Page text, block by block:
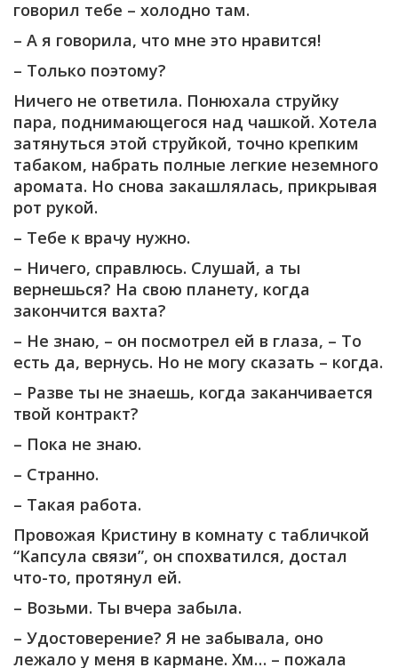
говорил тебе – холодно там.
– А я говорила, что мне это нравится!
– Только поэтому?
Ничего не ответила. Понюхала струйку
пара, поднимающегося над чашкой. Хотела
затянуться этой струйкой, точно крепким
табаком, набрать полные легкие неземного
аромата. Но снова закашлялась, прикрывая
рот рукой.
– Тебе к врачу нужно.
– Ничего, справлюсь. Слушай, а ты
вернешься? На свою планету, когда
закончится вахта?
– Не знаю, – он посмотрел ей в глаза, – То
есть да, вернусь. Но не могу сказать – когда.
– Разве ты не знаешь, когда заканчивается
твой контракт?
– Пока не знаю.
– Странно.
– Такая работа.
Провожая Кристину в комнату с табличкой
“Капсула связи”, он спохватился, достал
что-то, протянул ей.
– Возьми. Ты вчера забыла.
– Удостоверение? Я не забывала, оно
лежало у меня в кармане. Хм… – пожала